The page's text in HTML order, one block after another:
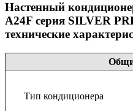
Настенный
A24F серия SILVER
технические
Тип кондиционера